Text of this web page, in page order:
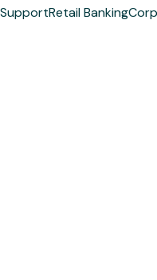
SupportRetail Banking